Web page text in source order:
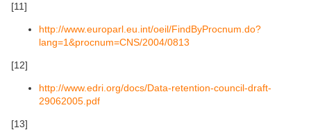
[11]
http://www.europarl.eu.int/oeil/FindByProcnum.do?
lang=1&procnum=CNS/2004/0813
[12]
http://www.edri.org/docs/Data-retention-council-draft-
29062005.pdf
[13]